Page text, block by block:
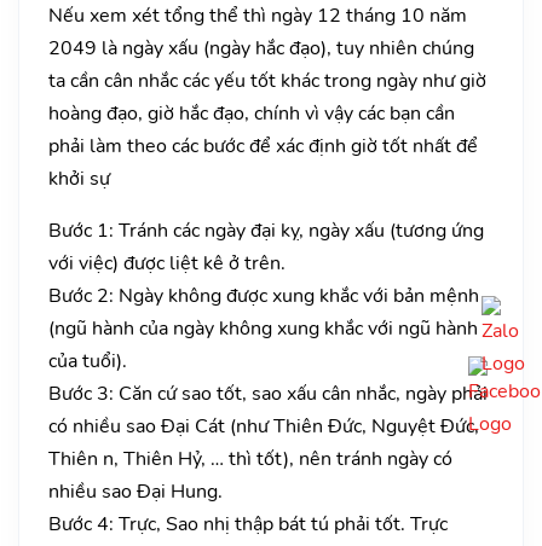
Nếu xem xét tổng thể thì ngày 12 tháng 10 năm
2049 là ngày xấu (ngày hắc đạo), tuy nhiên chúng
ta cần cân nhắc các yếu tốt khác trong ngày như giờ
hoàng đạo, giờ hắc đạo, chính vì vậy các bạn cần
phải làm theo các bước để xác định giờ tốt nhất để
khởi sự
Bước 1: Tránh các ngày đại kỵ, ngày xấu (tương ứng
với việc) được liệt kê ở trên.
Bước 2: Ngày không được xung khắc với bản mệnh
(ngũ hành của ngày không xung khắc với ngũ hành
của tuổi).
Bước 3: Căn cứ sao tốt, sao xấu cân nhắc, ngày phải
có nhiều sao Đại Cát (như Thiên Đức, Nguyệt Đức,
Thiên n, Thiên Hỷ, … thì tốt), nên tránh ngày có
nhiều sao Đại Hung.
Bước 4: Trực, Sao nhị thập bát tú phải tốt. Trực